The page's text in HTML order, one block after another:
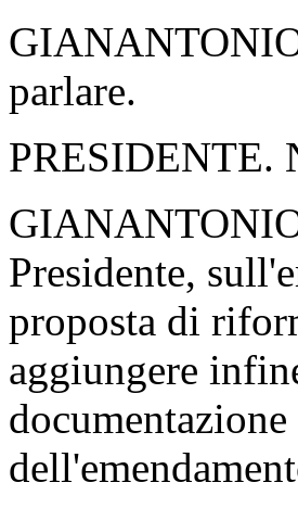
parlare.
PRESIDENTE.
Presidente,
proposta di
aggiungere